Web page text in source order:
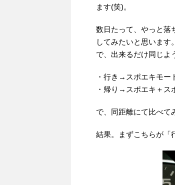
ます(笑)。
数日たって、やっと落
してみたいと思いま
で、出来るだけ同じよ
・行き→スポエキモー
・帰り→スポエキ＋ス
で、同距離にて比べて
結果。まずこちらが「